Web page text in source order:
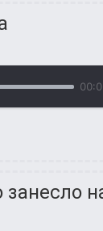
занесло